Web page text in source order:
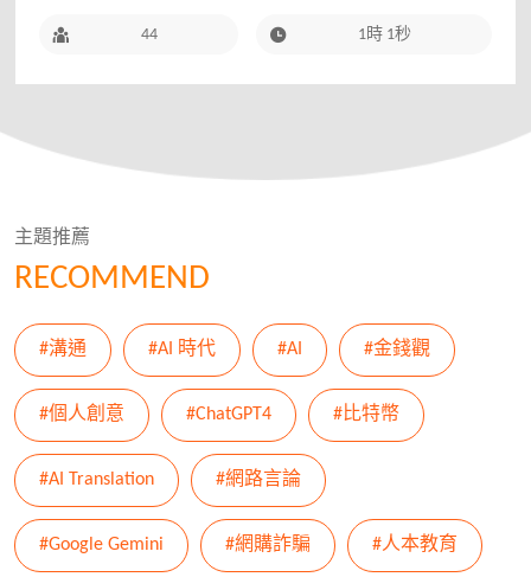
44 1時 1秒
RECOMMEND
主題推薦
#溝通 #AI 時代 #AI #金錢觀
#個人創意 #ChatGPT4 #比特幣
#AI Translation #網路言論
#Google Gemini #網購詐騙 #人本教育